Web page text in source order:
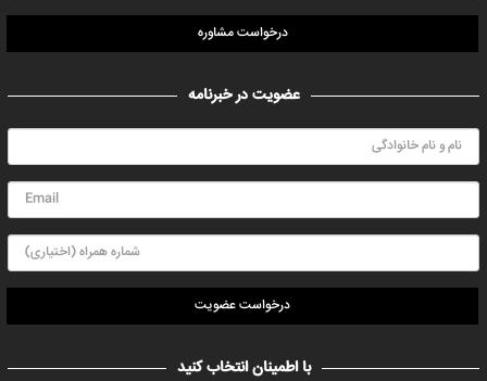
درخواست مشاوره
عضویت در خبرنامه
درخواست عضویت
با اطمینان انتخاب کنید